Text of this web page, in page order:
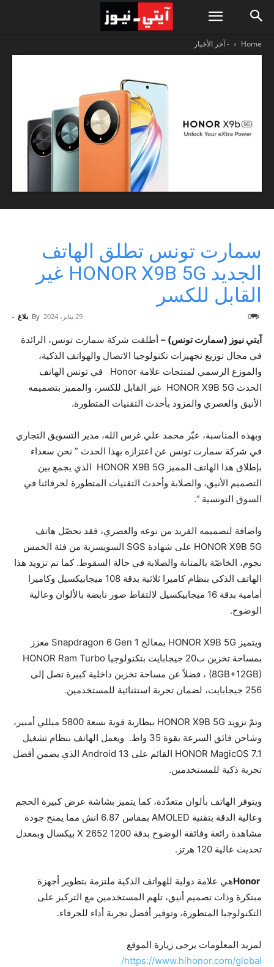
Home - آخر الأخبار
سمارت تونس تطلق الهاتف
الجديد HONOR X9B 5G غير
القابل للكسر
By بلاغ - 29 يناير، 2024 0
آيتي نيوز (سمارت تونس) – أطلقت شركة سمارت تونس، الرائدة
في مجال توزيع تجهيزات تكنولوجيا الاتصال والهواتف الذكية،
والموزع الرسمي لمنتجات علامة Honor في تونس الهاتف
الحدث HONOR X9B 5G غير القابل للكسر، والمميز بتصميمه
الأنيق والعصري والمزود بأحدث التقنيات المتطورة.
وبهذه المناسبة، عبّر محمد علي غرس الله، مدير التسويق التجاري
في شركة سمارت تونس عن اعتزازه بهذا الحدث ” نحن سعداء
بإطلاق هذا الهاتف المميز HONOR X9B 5G الذي يجمع بين
التصميم الأنيق، والصلابة وأحدث التقنيات المتطورة لحرفائنا في
السوق التونسية “.
واضافة لتصميمه الفريد من نوعه والعصري، فقد تحصّل هاتف
HONOR X9B 5G على شهادة SGS السويسرية من فئة الخمس
نجوم، الخاصّة بالمتانة والصلابة في حالة السقوط. كما تم تزويد هذا
الهاتف الذكي بنظام كاميرا ثلاثية بدقة 108 ميجابيكسيل وكاميرا
أمامية بدقة 16 ميجابيكسيل لالتقاط صور نابضة بالألوان وعالية
الوضوح.
ويتميز HONOR X9B 5G بمعالج Snapdragon 6 Gen 1 معزز
بمساحة تخزين ب20 جيجابايت بتكنولوجيا HONOR Ram Turbo
(8GB+12GB) ، فضلاً عن مساحة تخزين داخلية كبيرة تصل إلى
256 جيجابايت، لضمان تجربة استثنائية للمستخدمين.
وتمّ تزويد HONOR X9B 5G ببطارية قوية بسعة 5800 ميللي أمبير،
وشاحن فائق السرعة بقوة 35 واط. ويعمل الهاتف بنظام تشغيل
HONOR MagicOS 7.1 القائم على Android 13 الذي يضمن أفضل
تجربة ذكية للمستخدمين.
ويتوفر الهاتف بألوان متعدّدة، كما يتميز بشاشة عرض كبيرة الحجم
وعالية الدقة بتقنية AMOLED بمقاس 6.87 انش مما يمنح جودة
مشاهدة رائعة وفائقة الوضوح بدقة 1200 X 2652 بيكسال وبمعدل
تحديث عالية 120 هرتز.
Honorهي علامة دولية للهواتف الذكية ملتزمة بتطوير أجهزة
مبتكرة وذات تصميم أنيق، تلهم المستخدمين مع التركيز على
التكنولوجيا المتطورة، وتوفير أفضل تجربة أداء للحرفاء.
لمزيد المعلومات يرجى زيارة الموقع
https://www.hihonor.com/global/